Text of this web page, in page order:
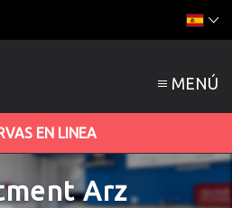
MENÚ
EN LINEA
Arz